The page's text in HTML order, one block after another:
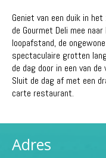
Geniet van een duik in
de Gourmet Deli mee
loopafstand, de
spectaculaire grotten
de dag door in een van
Sluit de dag af met een
carte restaurant.
Adres